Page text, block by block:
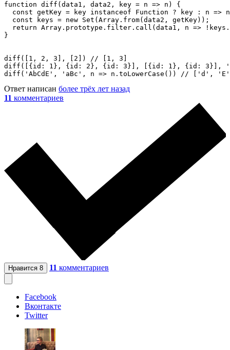
function diff(data1, data2, key = n => n) {
const getKey = key instanceof Function ? key : n =>
  const keys = new Set(Array.from(data2, getKey));
return Array.prototype.filter.call(data1, n =>
}
diff([1, 2, 3], [2]) // [1, 3]
diff([{id: 1}, {id: 2}, {id: 3}], [{id: 1}, {id: 3}],
diff('AbCdE', 'aBc', n => n.toLowerCase()) // ['d',
Ответ написан более трёх лет назад
11 комментариев
Нравится 8 11 комментариев
Facebook
Вконтакте
Twitter